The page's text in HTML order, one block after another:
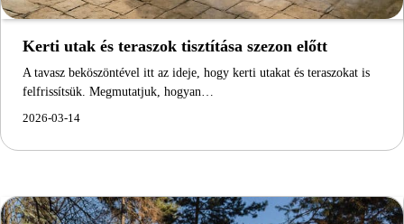
Kerti utak és teraszok tisztítása szezon előtt
A tavasz beköszöntével itt az ideje, hogy kerti utakat és teraszokat is
felfrissítsük. Megmutatjuk, hogyan…
2026-03-14